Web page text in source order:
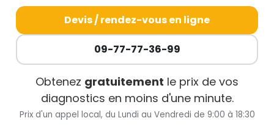
Devis / rendez-vous en ligne
09-77-77-36-99
Obtenez gratuitement le prix de vos
diagnostics en moins d'une minute.
Prix d'un appel local, du Lundi au Vendredi de 9:00 à 18:30